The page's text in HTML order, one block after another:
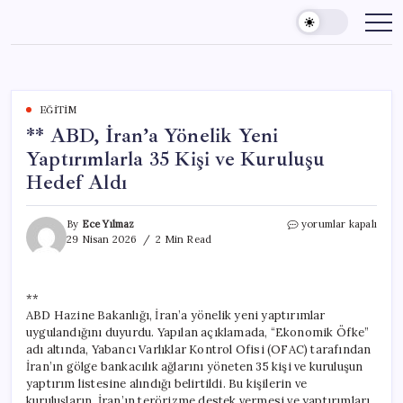
content
EĞITIM
** ABD, İran’a Yönelik Yeni
Yaptırımlarla 35 Kişi ve Kuruluşu
Hedef Aldı
By Ece Yılmaz
29 Nisan 2026
2 Min Read
**
35
Kişi
ve
Kuruluşu
Aldı
yorumlar kapalı
**
ABD Hazine Bakanlığı, İran’a yönelik yeni yaptırımlar
uygulandığını duyurdu. Yapılan açıklamada, “Ekonomik Öfke”
adı altında, Yabancı Varlıklar Kontrol Ofisi (OFAC) tarafından
İran’ın gölge bankacılık ağlarını yöneten 35 kişi ve kuruluşun
yaptırım listesine alındığı belirtildi. Bu kişilerin ve